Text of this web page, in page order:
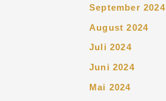
September 2024
August 2024
Juli 2024
Juni 2024
Mai 2024